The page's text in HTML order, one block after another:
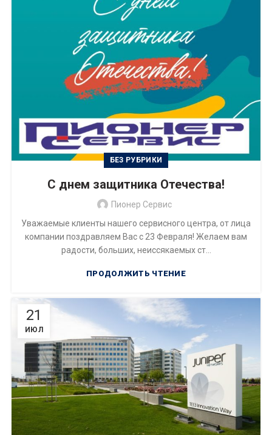
БЕЗ РУБРИКИ
С днем защитника Отечества!
Пионер Сервис
Уважаемые клиенты нашего сервисного центра, от лица
компании поздравляем Вас с 23 Февраля! Желаем вам
радости, больших, неиссякаемых ст...
ПРОДОЛЖИТЬ ЧТЕНИЕ
21
ИЮЛ